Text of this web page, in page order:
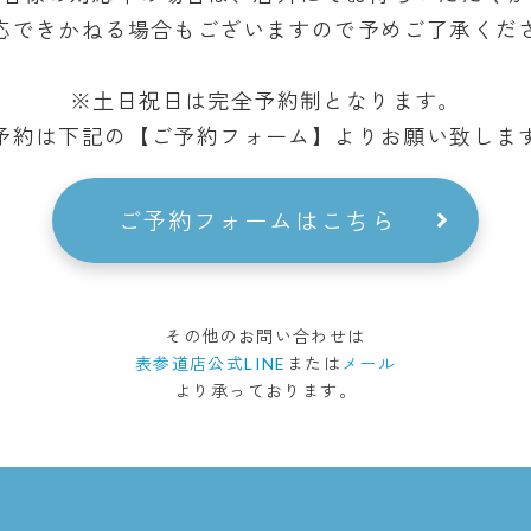
できかねる場合もございますので予めご了承くだ
※土日祝日は完全予約制となります。
約は下記の【ご予約フォーム】より お願い致しま
ご予約フォームはこちら
その他のお問い合わせは
表参道店公式LINE または メール
より承っております。